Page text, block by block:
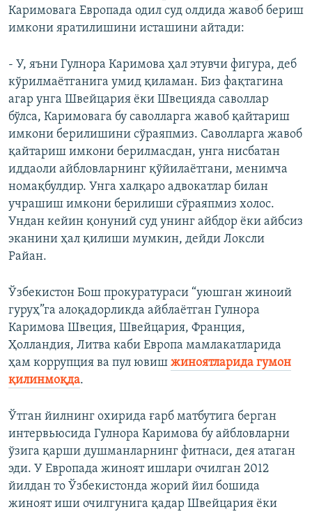
Каримовага Европада одил суд олдида жавоб бериш
имкони яратилишини исташини айтади:
- У, яъни Гулнора Каримова ҳал этувчи фигура, деб
кўрилмаётганига умид қиламан. Биз фақтагина
агар унга Швейцария ёки Швецияда саволлар
бўлса, Каримовага бу саволларга жавоб қайтариш
имкони берилишини сўраяпмиз. Саволларга жавоб
қайтариш имкони берилмасдан, унга нисбатан
иддаоли айбловларнинг қўйилаётгани, менимча
номақбулдир. Унга халқаро адвокатлар билан
учрашиш имкони берилиши сўраяпмиз холос.
Ундан кейин қонуний суд унинг айбдор ёки айбсиз
эканини ҳал қилиши мумкин, дейди Локсли
Райан.
Ўзбекистон Бош прокуратураси “уюшган жиноий
гуруҳ”га алоқадорликда айблаётган Гулнора
Каримова Швеция, Швейцария, Франция,
Ҳолландия, Литва каби Европа мамлакатларида
ҳам коррупция ва пул ювиш жиноятларида гумон
қилинмоқда.
Ўтган йилнинг охирида ғарб матбутига берган
интервьюсида Гулнора Каримова бу айбловларни
ўзига қарши душманларнинг фитнаси, дея атаган
эди. У Европада жиноят ишлари очилган 2012
йилдан то Ўзбекистонда жорий йил бошида
жиноят иши очилгунига қадар Швейцария ёки